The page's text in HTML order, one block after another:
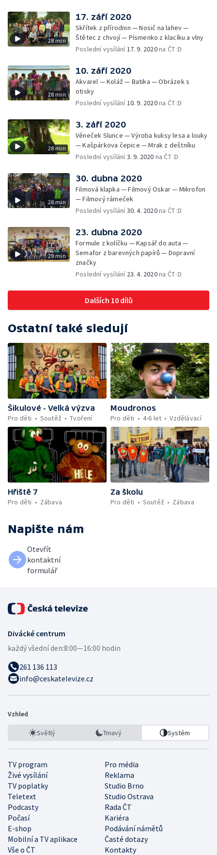
28 min
17. září 2020
Skřítek z přírodnin — Nosič na lahev —
Štětec z chvojí — Písmenko z klacíku a vlny
Poslední vysílání17. 9. 2020na ČT :D
28 min
10. září 2020
Akvarel — Koláž — Batika — Obrázek s
otisky
Poslední vysílání10. 9. 2020na ČT :D
28 min
3. září 2020
Věneček Slunce — Výroba kulisy lesa a louky
— Kašpárkova čepice — Mrak z deštníku
Poslední vysílání3. 9. 2020 na ČT :D
28 min
30. dubna 2020
Filmová klapka — Filmový Oskar — Mikrofon
— Filmový rámeček
Poslední vysílání30. 4. 2020na ČT :D
29 min
23. dubna 2020
Formule z kolíčku — Kapsář do auta —
Semafor z barevných papírů — Dopravní
značky
Poslední vysílání 23. 4. 2020na ČT :D
Dalších 10 dílů
Ostatní také sledují
Šikulové - Velká výzva
Pro děti
Soutěž Tvoření
Moudronos
Pro děti
4-6 let Vzdělávací
Hřiště 7
Pro děti
Zábava
Za školu
Pro děti
Soutěž Zábava
Napište nám
Otevřít
kontaktní
formulář
Divácké centrum
každý všední den:8:00—16:00 hodin
261 136 113
info@ceskatelevize.cz
Vzhled
Světlý Tmavý Systém
TV program
Pro média
Živé vysílání
Reklama
TV poplatky
Studio Brno
Teletext
Studio Ostrava
Podcasty
Rada ČT
Počasí
Kariéra
E-shop
Podávání námětů
Mobilní a TV aplikace
Časté dotazy
Vše o ČT
Kontakty